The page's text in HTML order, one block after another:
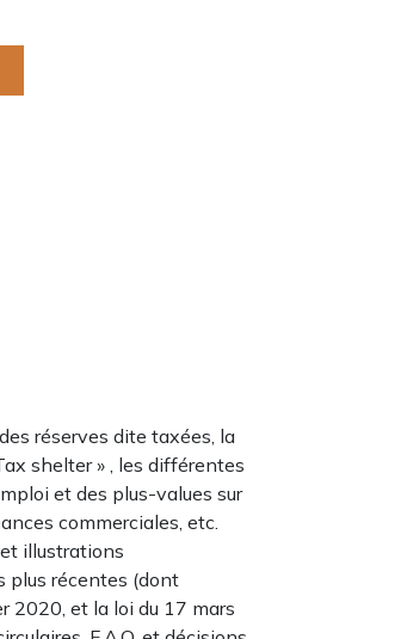
réserves dite taxées, la
shelter » , les différentes
et des plus-values sur
commerciales, etc.
illustrations
plus récentes (dont
2020, et la loi du 17 mars